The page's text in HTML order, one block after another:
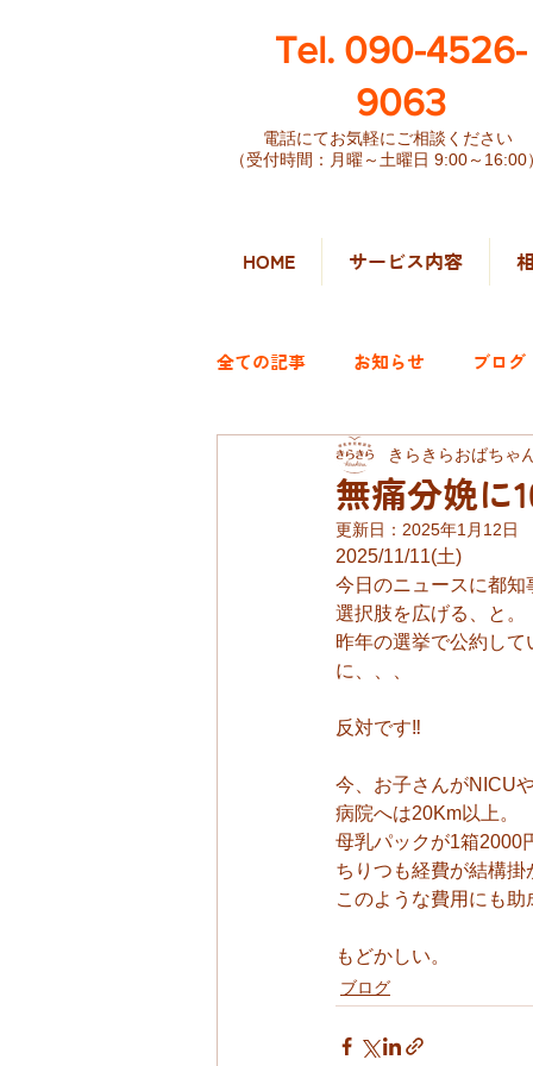
​Tel. 090-4526-
9063
電話にてお気軽にご相談ください
（受付時間：月曜～土曜日 9:00～16:00
HOME サービス内容
全ての記事 お知らせ ブログ
無痛分娩に
きらきらおばちゃ
更新日： 2025年1月12日
2025/11/11(土)
今日のニュースに都
選択肢を広げる、と。
昨年の選挙で公約し
に、、、
反対です‼️
今、お子さんがNICU
病院へは20Km以上。
母乳パックが1箱2000
ちりつも経費が結構掛
このような費用にも助
もどかしい。
ブログ